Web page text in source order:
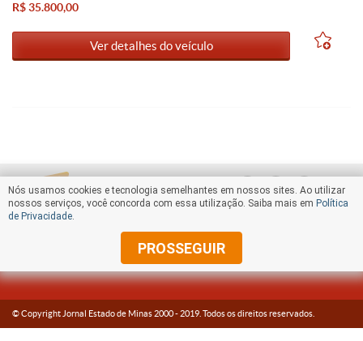
R$ 35.800,00
Ver detalhes do veículo
© Copyright Jornal Estado de Minas 2000 -2019 . Todos os direitos reservados.
Nós usamos cookies e tecnologia semelhantes em nossos sites. Ao utilizar
nossos serviços, você concorda com essa utilização. Saiba mais em Política
de Privacidade.
PROSSEGUIR